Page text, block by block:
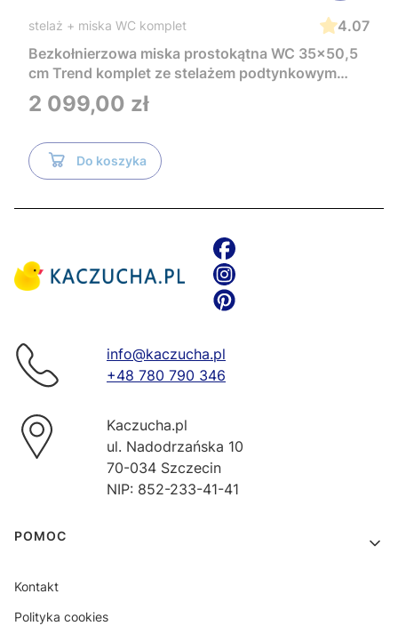
stelaż + miska WC komplet
4.07
Bezkołnierzowa miska prostokątna WC 35x50,5
cm Trend komplet ze stelażem podtynkowym
Tece i czarnym przyciskiem TeceNow
TR2216+Tece
Cena
2 099,00 zł
Do koszyka
info@kaczucha.pl
+48 780 790 346
Kaczucha.pl
ul. Nadodrzańska 10
70-034 Szczecin
NIP: 852-233-41-41
Linki w stopce
POMOC
Kontakt
Polityka cookies